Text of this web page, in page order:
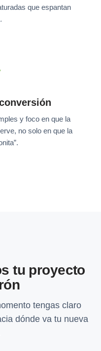
que espantan
y foco en que la
no solo en que la
tu proyecto
tengas claro
dónde va tu nueva